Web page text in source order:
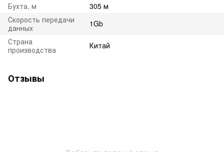
Бухта, м
305 м
Скорость передачи
данных
1Gb
Страна
производства
Китай
Отзывы